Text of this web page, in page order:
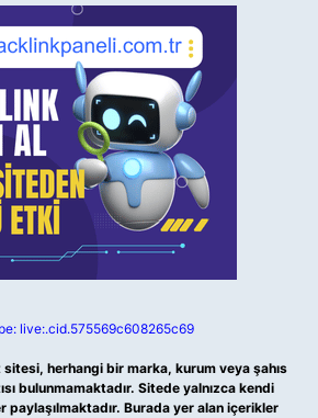
live:.cid.575569c608265c69
herhangi bir marka, kurum veya şahıs
bulunmamaktadır. Sitede yalnızca kendi
paylaşılmaktadır. Burada yer alan içerikler